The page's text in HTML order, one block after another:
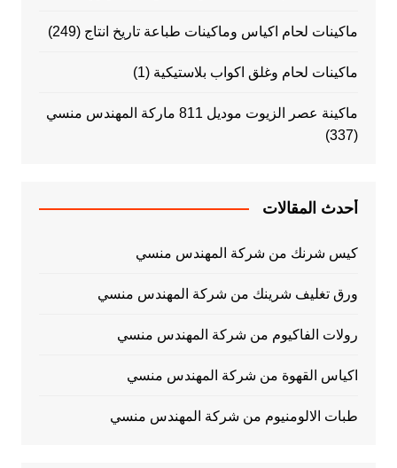
ماكينات لحام اكياس وماكينات طباعة تاريخ انتاج (249)
ماكينات لحام وغلق اكواب بلاستيكية (1)
ماكينة عصر الزيوت موديل 811 ماركة المهندس منسي
(337)
أحدث المقالات
كيس شرنك من شركة المهندس منسي
ورق تغليف شرينك من شركة المهندس منسي
رولات الفاكيوم من شركة المهندس منسي
اكياس القهوة من شركة المهندس منسي
طبات الالومنيوم من شركة المهندس منسي